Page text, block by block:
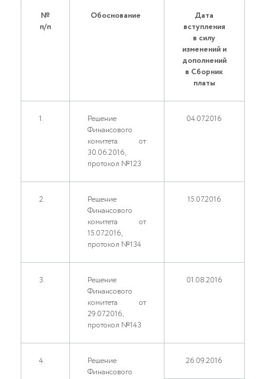
№
п/п
Обоснование
Дата
вступления
в силу
изменений и
дополнений
в Сборник
платы
1.
Решение
Финансового
комитета от
30.06.2016,
протокол №123
04.07.2016
2.
Решение
Финансового
комитета от
15.07.2016,
протокол №134
15.07.2016
3.
Решение
Финансового
комитета от
29.07.2016,
протокол №143
01.08.2016
4.
Решение
Финансового
26.09.2016